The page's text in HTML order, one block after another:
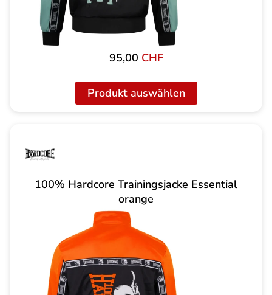
95,00 CHF
Produkt auswählen
100% Hardcore Trainingsjacke Essential
orange